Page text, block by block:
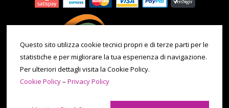
© 2020 All Rights Reserved. P.IVA 09971180014 | Tel. 011 086 0069 |
Email: ilporticocarmagnola@gmail.com -Cookie Policy-Privacy
Questo sito utilizza cookie tecnici propri e di terze parti per le
statistiche e per migliorare la tua esperienza di navigazione.
Per ulteriori dettagli visita la Cookie Policy.
Cookie Policy–Privacy Policy